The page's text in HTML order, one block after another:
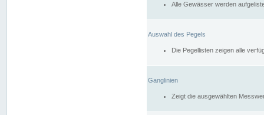
Alle Gewässer werden
Auswahl des Pegels
Die Pegellisten zeigen alle
Ganglinien
Zeigt die ausgewählten